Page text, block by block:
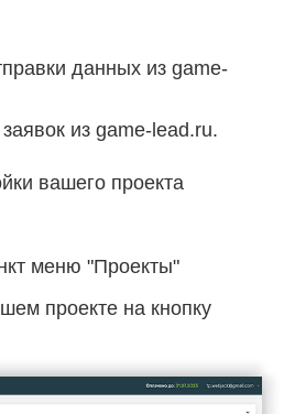
данных из game-
из game-lead.ru.
вашего проекта
меню "Проекты"
проекте на кнопку